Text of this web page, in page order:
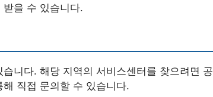
을 수 있습니다.
니다. 해당 지역의 서비스센터를 찾으려면 공
직접 문의할 수 있습니다.